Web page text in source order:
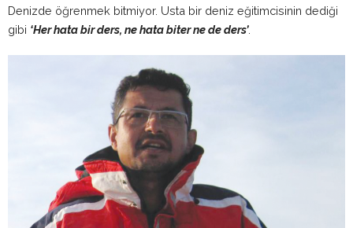
Denizde öğrenmek bitmiyor. Usta bir deniz eğitimcisinin dediği
gibi ‘Her hata bir ders, ne hata biter ne de ders’.